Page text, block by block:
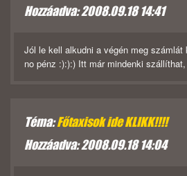
Hozzáadva: 2008.09.18 14:41
Jól le kell alkudni a végén meg számlát
no pénz :):):) Itt már mindenki
Téma:Főtaxisok ide KLIKK!!!!
Hozzáadva: 2008.09.18 14:04